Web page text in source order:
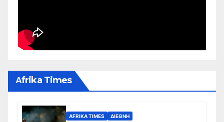
Αfrika Times
AFRIKA TIMES ΔΙΕΘΝΉ